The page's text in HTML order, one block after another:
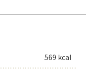
569 kcal